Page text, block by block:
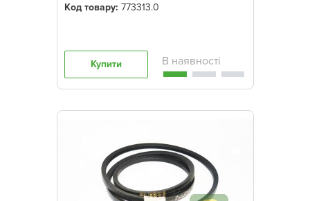
Код товару: 773313.0
Купити